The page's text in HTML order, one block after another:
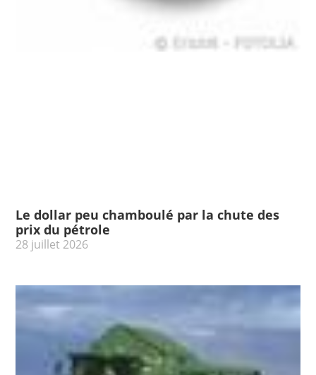
Le dollar peu chamboulé par la chute des
prix du pétrole
28 juillet 2026